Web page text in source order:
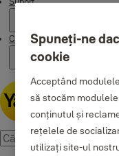
CampaignsSpuneți-ne
cookie
Acceptând
să stocăm
conținutul și
rețelele de
utilizați site-ul